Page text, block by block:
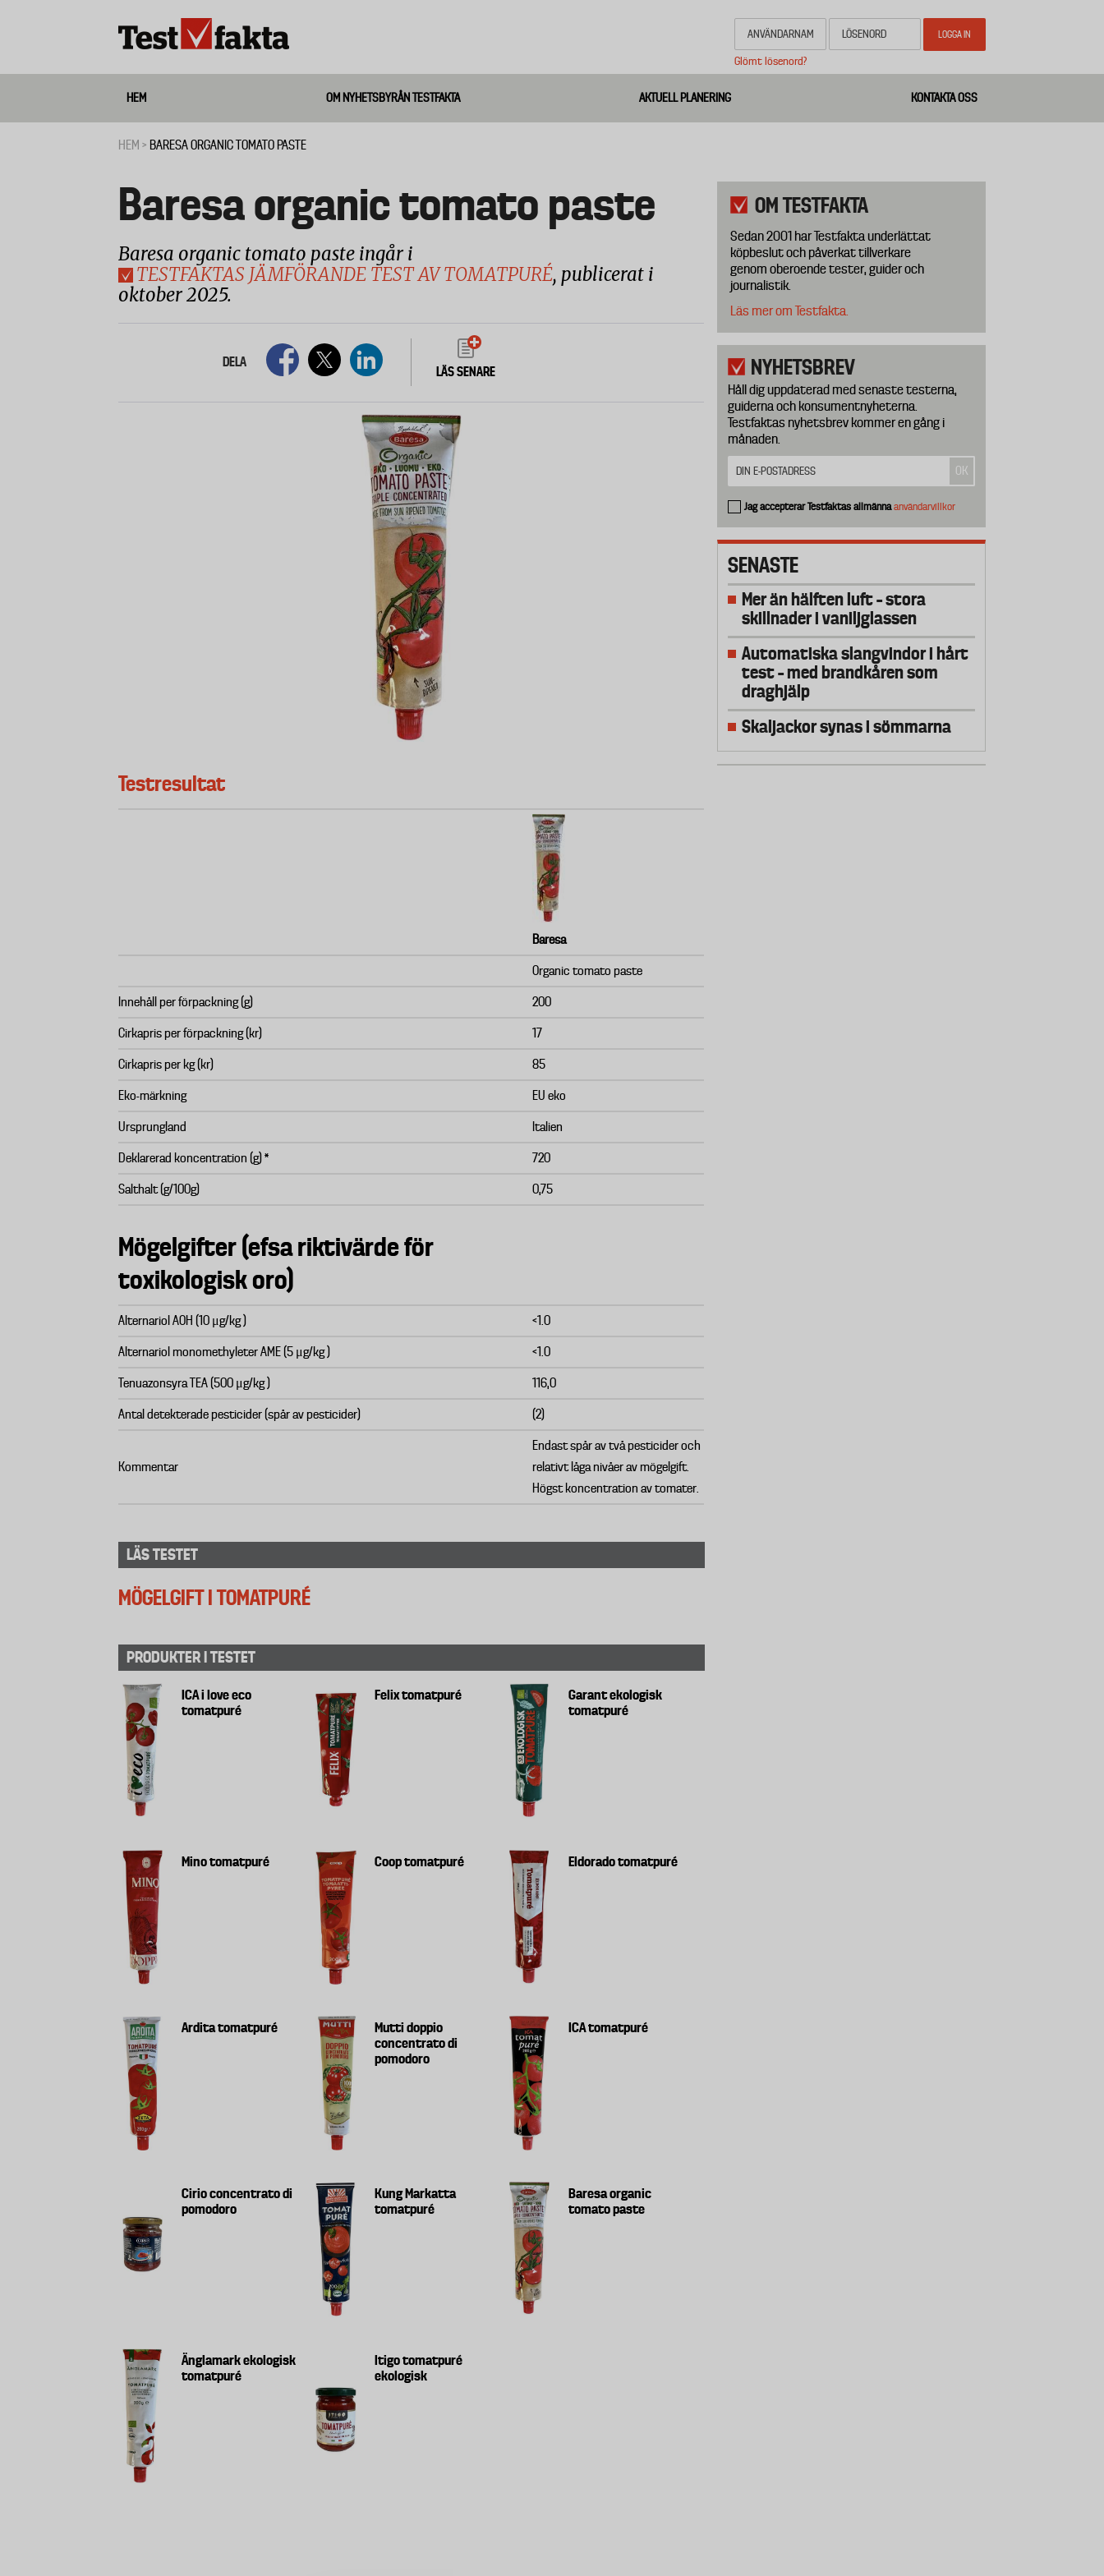
Glömt lösenord?
Media
HEM OM NYHETSBYRÅN TESTFAKTA AKTUELL PLANERING KONTAKTA OSS
HEM BARESA ORGANIC TOMATO PASTE
Baresa organic tomato paste
Baresa organic tomato paste ingår i
TESTFAKTAS JÄMFÖRANDE TEST AV TOMATPURÉ, publicerat i
oktober 2025.
DELA
LÄS SENARE
Testresultat
Baresa
Organic tomato paste
Innehåll per förpackning (g) 200
Cirkapris per förpackning (kr) 17
Cirkapris per kg (kr) 85
Eko-märkning EU eko
Ursprungland Italien
Deklarerad koncentration (g) * 720
Salthalt (g/100g) 0,75
Mögelgifter (efsa riktivärde för
toxikologisk oro)
Alternariol AOH (10 μg/kg ) <1.0
Alternariol monomethyleter AME (5 μg/kg ) <1.0
Tenuazonsyra TEA (500 μg/kg ) 116,0
Antal detekterade pesticider (spår av pesticider) (2)
Kommentar
Endast spår av två pesticider och
relativt låga nivåer av mögelgift.
Högst koncentration av tomater.
LÄS TESTET
MÖGELGIFT I TOMATPURÉ
PRODUKTER I TESTET
ICA i love eco
tomatpuré
Felix tomatpuré
Garant ekologisk
tomatpuré
Mino tomatpuré Coop tomatpuré Eldorado tomatpuré
Ardita tomatpuré
Mutti doppio
concentrato di
pomodoro
ICA tomatpuré
Cirio concentrato di
pomodoro
Kung Markatta
tomatpuré
Baresa organic
tomato paste
Änglamark ekologisk
tomatpuré
Itigo tomatpuré
ekologisk
OM TESTFAKTA
Sedan 2001 har Testfakta underlättat
köpbeslut och påverkat tillverkare
genom oberoende tester, guider och
journalistik.
Läs mer om Testfakta.
NYHETSBREV
Håll dig uppdaterad med senaste testerna,
guiderna och konsumentnyheterna.
Testfaktas nyhetsbrev kommer en gång i
månaden.
Jag accepterar Testfaktas allmännaanvändarvillkor
SENASTE
Mer än hälften luft – stora
skillnader i vaniljglassen
Automatiska slangvindor i hårt
test – med brandkåren som
draghjälp
Skaljackor synas i sömmarna